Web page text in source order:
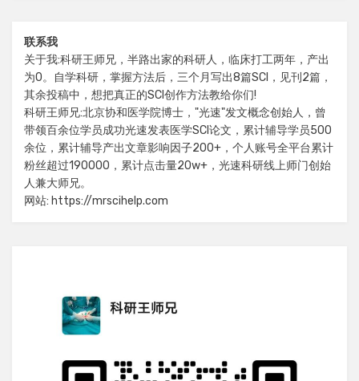
联系我
关于我:科研王师兄，半路出家的科研人，临床打工两年，产出
为0。自学科研，掌握方法后，三个月写出8篇SCI，见刊2篇，
其余投稿中，想把真正的SCI创作方法教给你们!
科研王师兄:北京协和医学院博士，"光速"发文概念创始人，曾
带领百余位学员成功光速发表医学SCI论文，累计辅导学员500
余位，累计辅导产出文章影响因子200+，个人账号全平台累计
粉丝超过190000，累计点击量20w+，光速科研线上师门创始
人兼大师兄。
网站: https://mrscihelp.com